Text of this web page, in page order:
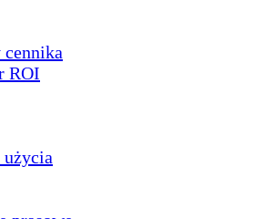
cennika
ROI